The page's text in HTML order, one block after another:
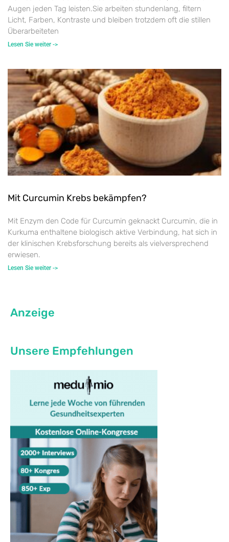
Augen jeden Tag leisten.Sie arbeiten stundenlang, filtern
Licht, Farben, Kontraste und bleiben trotzdem oft die stillen
Überarbeiteten
Lesen Sie weiter ->
Mit Curcumin Krebs bekämpfen?
Mit Enzym den Code für Curcumin geknackt Curcumin, die in
Kurkuma enthaltene biologisch aktive Verbindung, hat sich in
der klinischen Krebsforschung bereits als vielversprechend
erwiesen.
Lesen Sie weiter ->
Anzeige
Unsere Empfehlungen